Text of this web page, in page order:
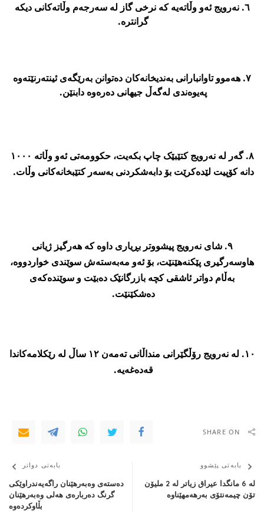
٦. نەرویج ئەو وڵاتەیە کە نرخی گاز لە سەرجەم وڵاتەکانی دیکە
گرانترە.
٧. هەموو تاوانبارانی بەندیخانەکان دەتوانن بەرێگەی ئینتەرنێتەوە
پەیوەندی لەگەڵ جیهانی دەرەوە دابنێن.
٨. گەر لە نەرویج کتێبێک چاپ بکەیت، حکوومەتی ئەو وڵاتە ١٠٠٠
دانە کۆپیت لێدەکرێت بۆ دابەشکردنی بەسەر کتێبخانەکانی وڵات.
٩. شای نەرویج پیشووتر بڕیاری داوە کە هەرگیز ژیانی
هاوسەرگیری پێکنەهێنێت، بۆ ئەو مەبەستەش سوێندی خواردووە،
بەڵام دواتر ئاشقی کچە بازرگانێک دەبێت و سوێندەکەی
دەشکێنێت.
١٠. لە نەرویج رۆڵگێرانی منداڵانی تەمەن ١٢ ساڵ لە رێکلامەکاندا
قەدەغەیە.
SHARE ON
بابەتی پێشوو
لە 6 مانگدا عیراق زیاتر لە 2 ملیۆن
تۆن چیمەنتۆی بەرهەمهێناوە
بابەتی دواتر
دەستەی وەبەرهێنان راگەیەندراوێکی
گرنگ دەربارەی هەلی وەبەرهێنان
بڵاوکردەوە